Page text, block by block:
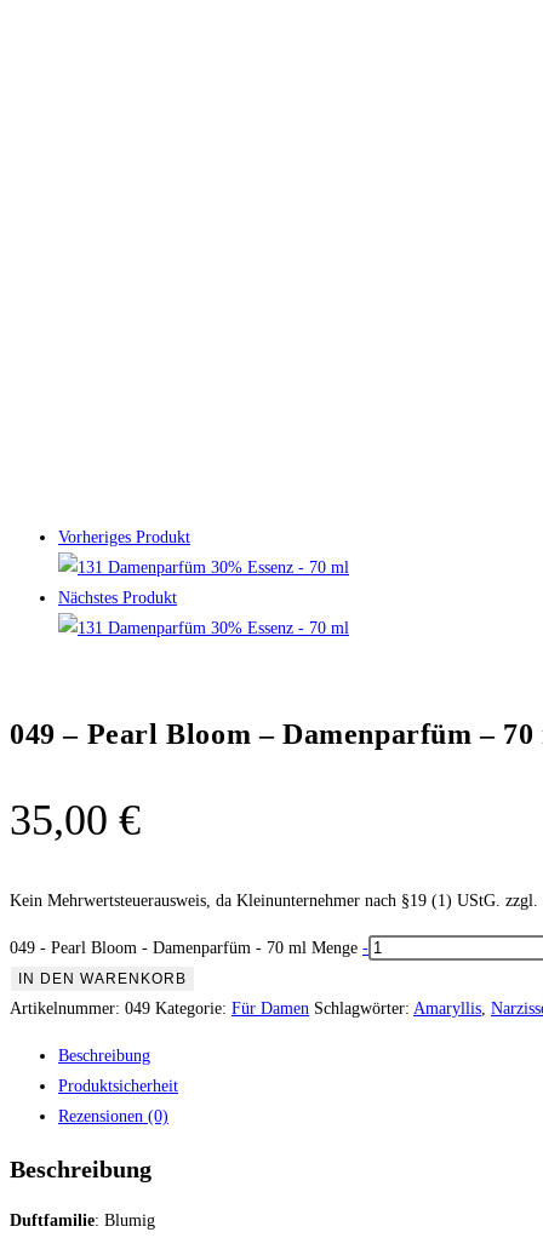
Vorheriges Produkt
Nächstes Produkt
049 – Pearl Bloom – Damenparfüm –
35,00 €
Kein Mehrwertsteuerausweis, da Kleinunternehmer nach §19 (1) UStG. zzgl.
049 - Pearl Bloom - Damenparfüm - 70 ml Menge -
IN DEN WARENKORB
Artikelnummer: 049 Kategorie: Für Damen Schlagwörter: Amaryllis,
Beschreibung
Produktsicherheit
Rezensionen (0)
Beschreibung
Duftfamilie: Blumig